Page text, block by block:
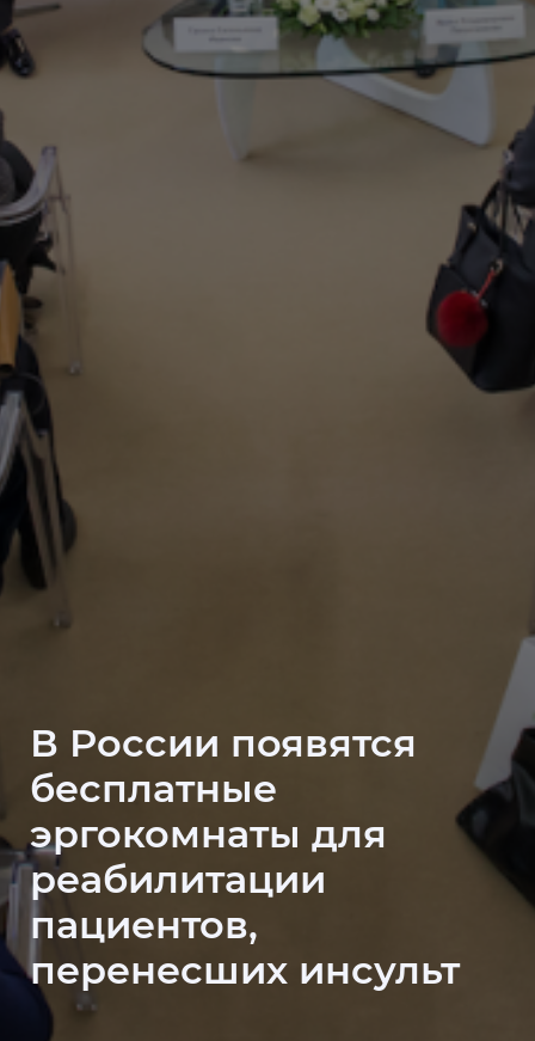
В России появятся
бесплатные
эргокомнаты для
реабилитации
пациентов,
перенесших инсульт